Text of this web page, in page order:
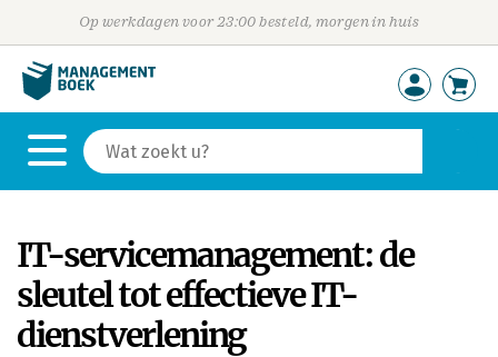
Op werkdagen voor 23:00 besteld, morgen in huis
IT-servicemanagement: de
sleutel tot effectieve IT-
dienstverlening